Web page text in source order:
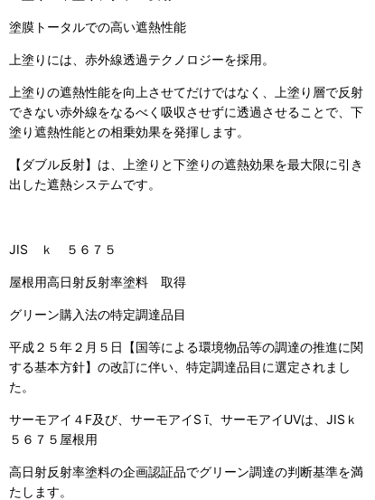
塗膜トータルでの高い遮熱性能
上塗りには、赤外線透過テクノロジーを採用。
上塗りの遮熱性能を向上させてだけではなく、上塗り層で反射
できない赤外線をなるべく吸収させずに透過させることで、下
塗り遮熱性能との相乗効果を発揮します。
【ダブル反射】は、上塗りと下塗りの遮熱効果を最大限に引き
出した遮熱システムです。
JIS ｋ ５６７５
屋根用高日射反射率塗料 取得
グリーン購入法の特定調達品目
平成２５年２月５日【国等による環境物品等の調達の推進に関
する基本方針】の改訂に伴い、特定調達品目に選定されまし
た。
サーモアイ４F及び、サーモアイS ī、サーモアイUVは、JISｋ
５６７５屋根用
高日射反射率塗料の企画認証品でグリーン調達の判断基準を満
たします。